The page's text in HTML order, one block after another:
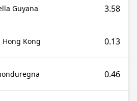
Guyana 3.58
Hong Kong 0.13
0.46